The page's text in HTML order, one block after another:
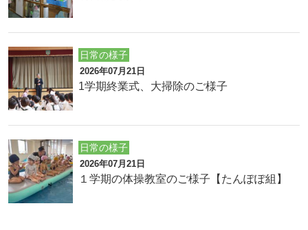
日常の様子
2026年07月21日
1学期終業式、大掃除のご様子
日常の様子
2026年07月21日
１学期の体操教室のご様子【たんぽぽ組】